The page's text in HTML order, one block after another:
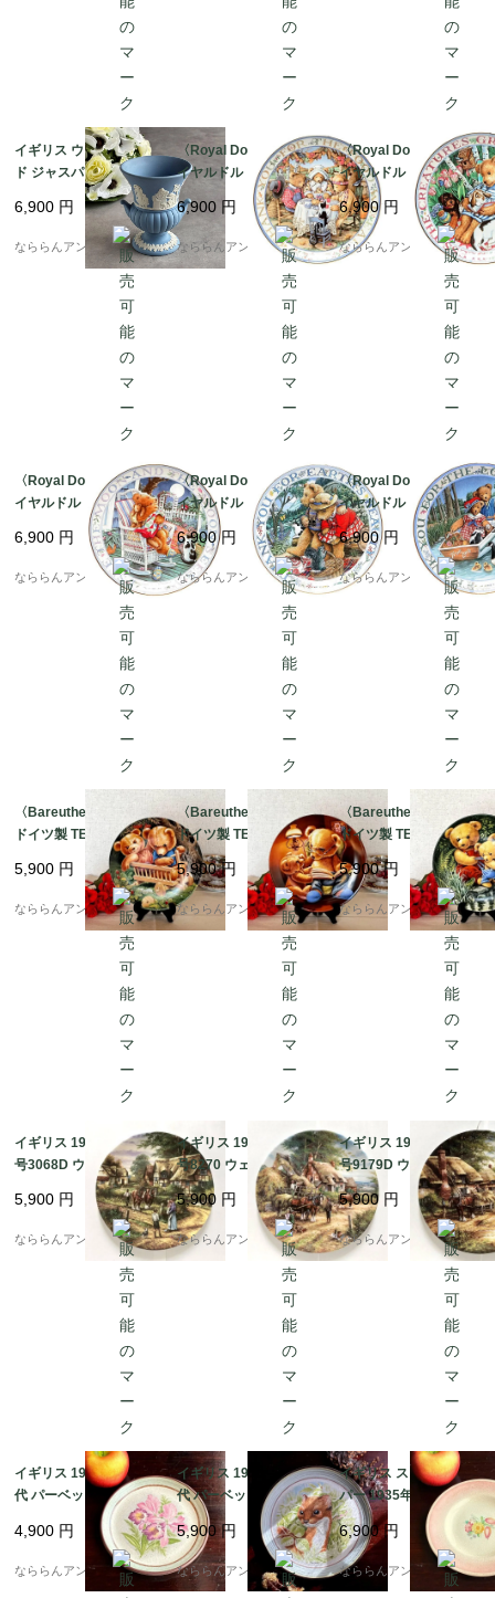
イギリス ウェッジウッ
ド ジャスパーブルー U
RNスタイル 花瓶 WED
GWOOD BLUE VASE
6,900 円
なららんアンティーク
〈Royal Doulton〉ロ
イヤルドルトン クマの
飾り皿 Linda Hill Grif
fith teddy plateプレー
ト（約20.5cm） [LO26
6,900 円
なららんアンティーク
〈Royal Doulton〉ロ
イヤルドルトン クマの
飾り皿 Linda Hill Grif
fith teddy plateプレー
ト（約20.5cm） [LO26
27]
6,900円
なららんアンティーク
〈Royal Doulton〉ロ
イヤルドルトン クマの
飾り皿 Linda Hill Grif
fith teddy plateプレー
ト（約20.5cm） [LO26
6,900 円
なららんアンティーク
〈Royal Doulton〉ロ
イヤルドルトン クマの
絵皿 Linda Hill Griffit
h teddy plateプレート
（約20.5cm） [LO262
4]
6,900円
なららんアンティーク
〈Royal Doulton〉ロ
イヤルドルトン クマの
絵皿 Linda Hill Griffit
h teddy plateプレート
（約20.5cm） [LO262
3]
6,900円
なららんアンティーク
〈Bareuther〉1993年
ドイツ製 TEDDY UND
SEING FREUNDE テデ
ィベア 車遊びプレート
（約20cm） [AA1165]
5,900 円
なららんアンティーク
〈Bareuther〉1992年
ドイツ製 TEDDY UND
SEING FREUNDE テデ
ィベア おじいちゃんと
お話 プレート（約20c
m） [AA1164]
5,900円
なららんアンティーク
〈Bareuther〉1992年
ドイツ製 TEDDY UND
SEING FREUNDE テデ
ィベア親子で魚釣りプ
レート（約20cm） [A
A1163]
5,900円
なららんアンティーク
イギリス 1992 個別番
号3068D ウェッジウッ
ド Ploughing' COUNT
RY DAYS コレクター
プレート 飾り皿 直径2
5,900 円
なららんアンティーク
イギリス 1992 個別番
号8270 ウェッジウッド
Mending the Hayrick'
COUNTRY DAYS コレ
クタープレート 飾り皿
直径20.3cm [EY5180]
5,900 円
なららんアンティーク
イギリス 1992 個別番
号9179D ウェッジウッ
ド Mending the Thatc
h' COUNTRY DAYS コ
レクタープレート 飾り
皿 直径20.3cm [EY517
5,900 円
なららんアンティーク
イギリス 1970-1980年
代 パーベック陶器プレ
ート カトレヤ Purbeck
Pottery Flower 約直径
18.0cm [EY6262]
4,900 円
なららんアンティーク
イギリス 1970-1980年
代 パーベック陶器プレ
ート オコジョ Purbeck
Pottery Wild Animals
約直径22.0cm [EY625
7]
5,900円
なららんアンティーク
イギリス スージークー
パー 1935年 スォンジ
ースプレー フローラル
ピンク ティーサイドプ
レート 中皿 17.5cm [E
6,900円
なららんアンティーク